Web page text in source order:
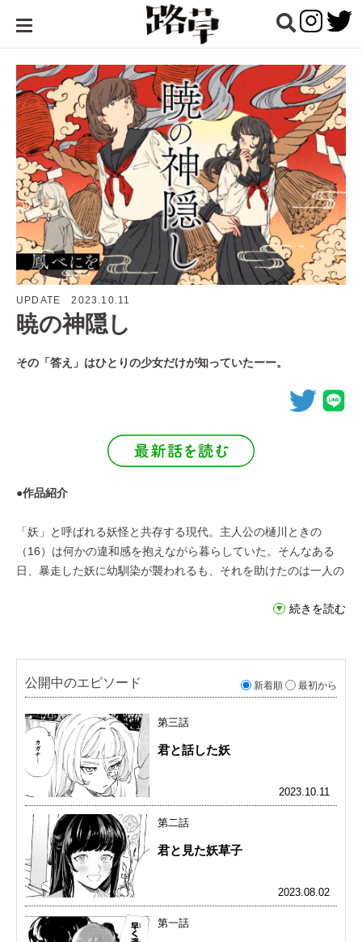
SKIP
CONTENT
路
ックメデ
ィア「路
草」の公
式サイ
ト。寄り
道からは
じまる、
新しい出
合い。水
曜日に更
新してい
ます
路草
UPDATE2023.10.11
暁の神隠し
その「答え」はひとりの少女だけが知っていたーー。
●作品紹介
「妖」と呼ばれる妖怪と共存する現代。主人公の樋川ときの
（16）は何かの違和感を抱えながら暮らしていた。そんなある
日、暴走した妖に幼馴染が襲われるも、それを助けたのは一人の
続きを読む
公開中のエピソード 新着順 最初から
第三話
君と話した妖
2023.10.11
第二話
君と見た妖草子
2023.08.02
第一話